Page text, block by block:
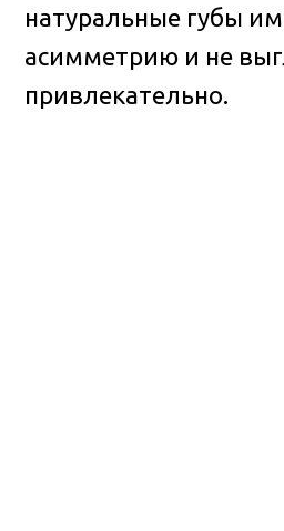
натуральные губы
асимметрию и не
привлекательно.